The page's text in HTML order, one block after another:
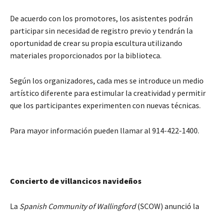
De acuerdo con los promotores, los asistentes podrán
participar sin necesidad de registro previo y tendrán la
oportunidad de crear su propia escultura utilizando
materiales proporcionados por la biblioteca.
Según los organizadores, cada mes se introduce un medio
artístico diferente para estimular la creatividad y permitir
que los participantes experimenten con nuevas técnicas.
Para mayor información pueden llamar al 914-422-1400.
Concierto de villancicos navideños
La Spanish Community of Wallingford(SCOW) anunció la